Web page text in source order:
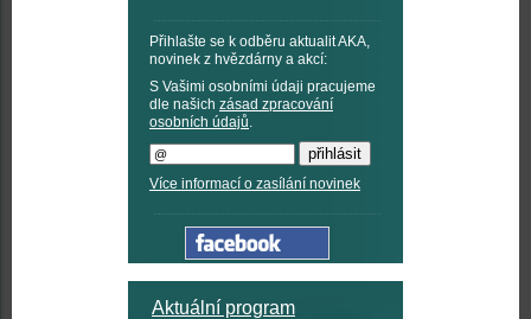
Přihlašte se k odběru aktualit AKA,
novinek z hvězdárny a akcí:
S Vašimi osobními údaji pracujeme
dle našich zásad zpracování
osobních údajů.
Více informací o zasílání novinek
Aktuální program